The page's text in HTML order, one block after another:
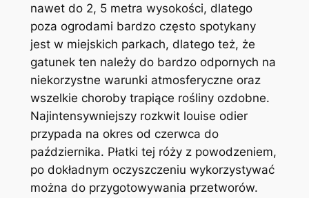
nawet do 2, 5 metra wysokości, dlatego
poza ogrodami bardzo często spotykany
jest w miejskich parkach, dlatego też, że
gatunek ten należy do bardzo odpornych na
niekorzystne warunki atmosferyczne oraz
wszelkie choroby trapiące rośliny ozdobne.
Najintensywniejszy rozkwit louise odier
przypada na okres od czerwca do
października. Płatki tej róży z powodzeniem,
po dokładnym oczyszczeniu wykorzystywać
można do przygotowywania przetworów.